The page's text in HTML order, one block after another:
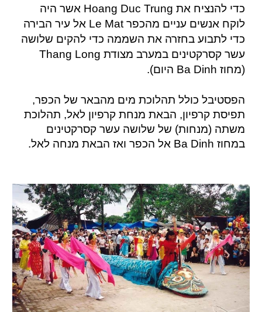
כדי להנציח את Hoang Duc Trung אשר היה
לוקח אנשים עניים מהכפר Le Mat אל עיר הבירה
כדי לתבוע בחזרה את השממה כדי להקים שלושה
עשר קסרקטינים במערב מצודת Thang Long
(מחוז Ba Dinh היום).
הפסטיבל כולל תהלוכת מים מהבאר של הכפר,
תפיסת קרפיון, הבאת מנחת קרפיון לאל, תהלוכת
משתה (מנחות) של שלושה עשר קסרקטינים
במחוז Ba Dinh אל הכפר ואז הבאת מנחה לאל.